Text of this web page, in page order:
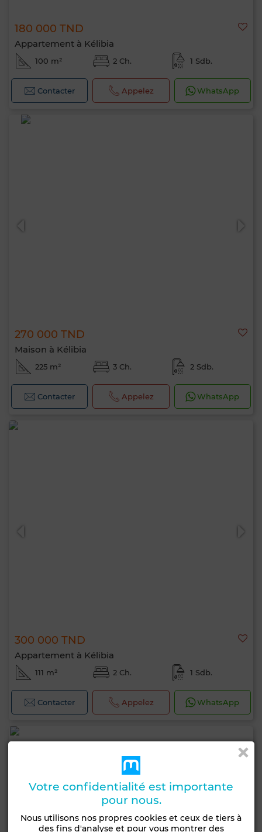
180 000 TND
Appartement à Kélibia
100 m² 2 Ch. 1 Sdb.
Contacter Appelez WhatsApp
270 000 TND
Maison à Kélibia
225 m² 3 Ch. 2 Sdb.
Contacter Appelez WhatsApp
300 000 TND
Appartement à Kélibia
111 m² 2 Ch. 1 Sdb.
Contacter Appelez WhatsApp
Votre confidentialité est importante
pour nous.
Nous utilisons nos propres cookies et ceux de tiers à
des fins d'analyse et pour vous montrer des